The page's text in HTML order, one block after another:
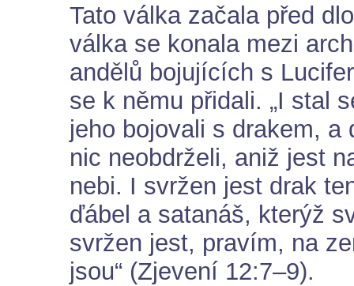
Tato válka začala před
válka se konala mezi
andělů bojujících s
se k němu přidali. „I stal
jeho bojovali s drakem, a
nic neobdrželi, aniž jest
nebi. I svržen jest drak
ďábel a satanáš, kterýž
svržen jest, pravím, na
jsou“ (Zjevení 12:7–9).